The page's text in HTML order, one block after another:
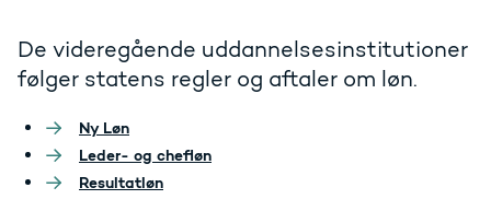
De videregående uddannelsesinstitutioner
følger statens regler og aftaler om løn.
Ny Løn
Leder- og chefløn
Resultatløn